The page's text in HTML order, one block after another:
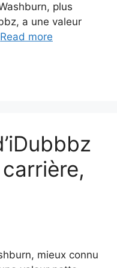
plus
a une valeur
Read more
mieux connu